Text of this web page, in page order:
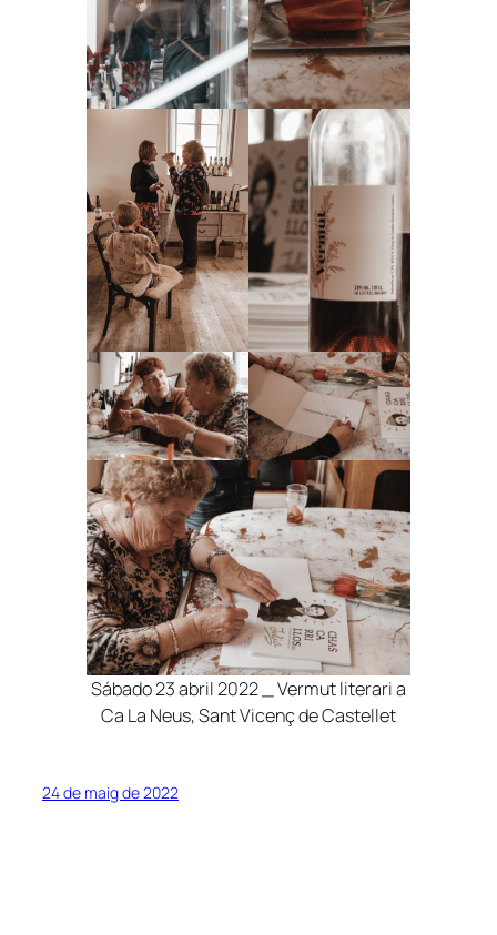
Sábado 23 abril 2022 _ Vermut literari a
Ca La Neus, Sant Vicenç de Castellet
24 de maig de 2022